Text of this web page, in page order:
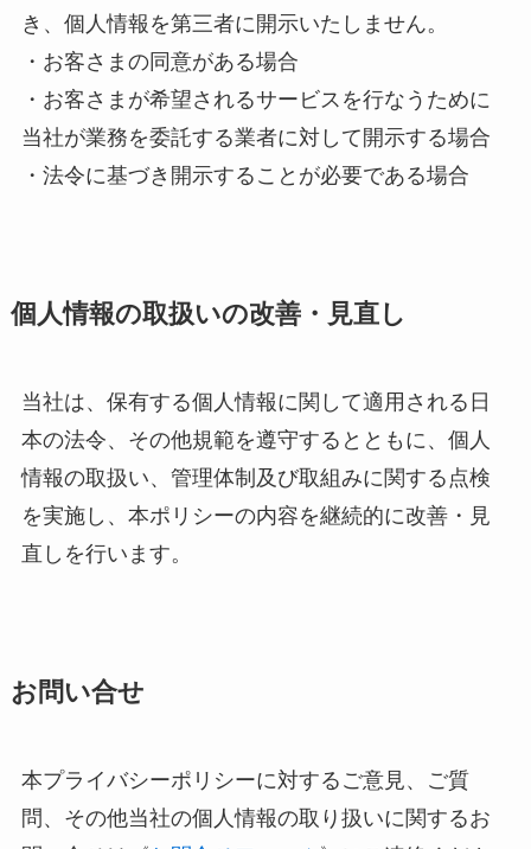
き、個人情報を第三者に開示いたしません。
・お客さまの同意がある場合
・お客さまが希望されるサービスを行なうために
当社が業務を委託する業者に対して開示する場合
・法令に基づき開示することが必要である場合
個人情報の取扱いの改善・見直し
当社は、保有する個人情報に関して適用される日
本の法令、その他規範を遵守するとともに、個人
情報の取扱い、管理体制及び取組みに関する点検
を実施し、本ポリシーの内容を継続的に改善・見
直しを行います。
お問い合せ
本プライバシーポリシーに対するご意見、ご質
問、その他当社の個人情報の取り扱いに関するお